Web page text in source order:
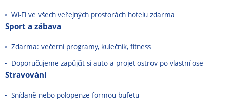
Wi-Fi ve všech veřejných prostorách hotelu zdarma
Sport a zábava
Zdarma: večerní programy, kulečník, fitness
Doporučujeme zapůjčit si auto a projet ostrov po vlastní ose
Stravování
Snídaně nebo polopenze formou bufetu